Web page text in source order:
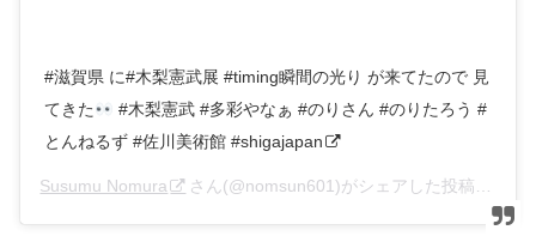
#滋賀県 に#木梨憲武展 #timing瞬間の光り が来てたので 見
てきた
#木梨憲武 #多彩やなぁ #のりさん #のりたろう #
とんねるず #佐川美術館 #shigajapan
Susumu Nomura さん(@nomsun601)がシェアした投稿 –